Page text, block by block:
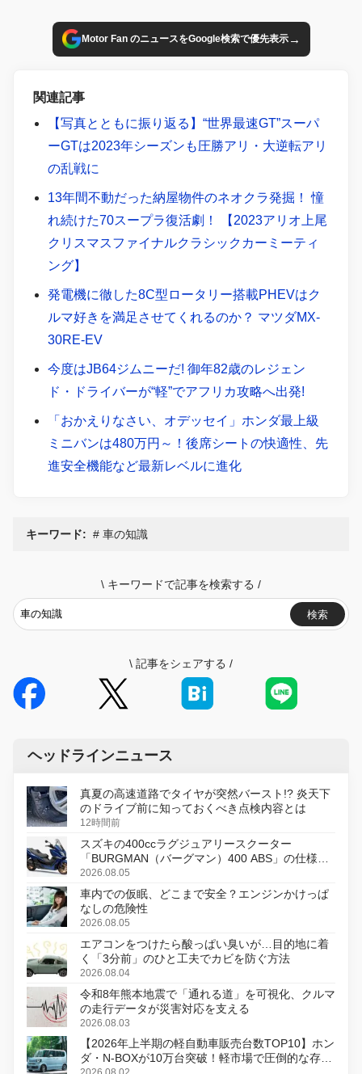
Motor Fan のニュースをGoogle検索で優先表示→
関連記事
【写真とともに振り返る】“世界最速GT”スーパ
ーGTは2023年シーズンも圧勝アリ・大逆転アリ
の乱戦に
13年間不動だった納屋物件のネオクラ発掘！ 憧
れ続けた70スープラ復活劇！ 【2023アリオ上尾
クリスマスファイナルクラシックカーミーティ
ング】
発電機に徹した8C型ロータリー搭載PHEVはク
ルマ好きを満足させてくれるのか？ マツダMX-
30RE-EV
今度はJB64ジムニーだ! 御年82歳のレジェン
ド・ドライバーが“軽”でアフリカ攻略へ出発!
「おかえりなさい、オデッセイ」ホンダ最上級
ミニバンは480万円～！後席シートの快適性、先
進安全機能など最新レベルに進化
キーワード: 車の知識
\ キーワードで記事を検索する /
検索
\ 記事をシェアする /
ヘッドラインニュース
真夏の高速道路でタイヤが突然バースト!? 炎天下
のドライブ前に知っておくべき点検内容とは
12時間前
スズキの400ccラグジュアリースクーター
「BURGMAN（バーグマン）400 ABS」の仕様を
変更し、8月18日に発売
2026.08.05
車内での仮眠、どこまで安全？エンジンかけっぱ
なしの危険性
2026.08.05
エアコンをつけたら酸っぱい臭いが…目的地に着
く「3分前」のひと工夫でカビを防ぐ方法
2026.08.04
令和8年熊本地震で「通れる道」を可視化、クルマ
の走行データが災害対応を支える
2026.08.03
【2026年上半期の軽自動車販売台数TOP10】ホン
ダ・N-BOXが10万台突破！軽市場で圧倒的な存在